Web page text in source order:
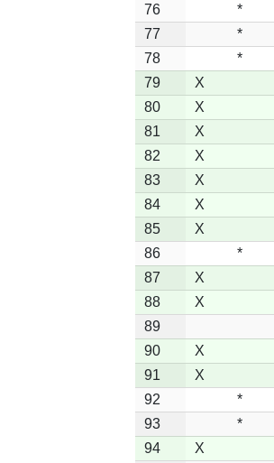
76
*
77
*
78
*
79
X
80
X
81
X
82
X
83
X
84
X
85
X
86
*
87
X
88
X
89
90
X
91
X
92
*
93
*
94
X